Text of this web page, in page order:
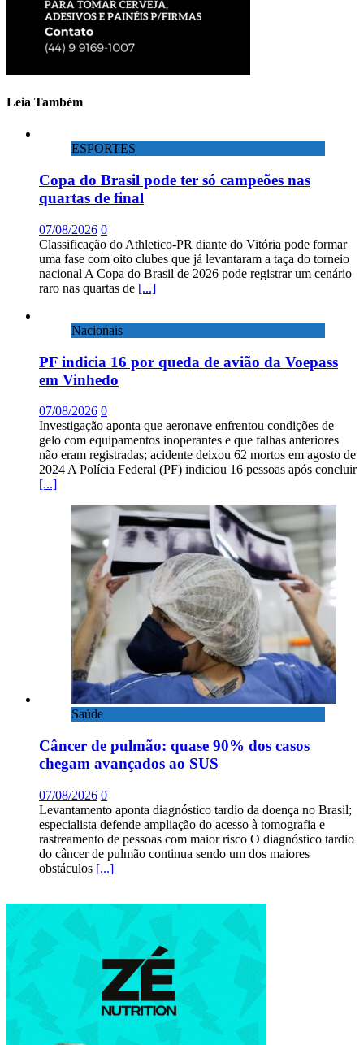
Leia Também
ESPORTES
Copa do Brasil pode ter só campeões nas
quartas de final
07/08/2026 0
Classificação do Athletico-PR diante do Vitória pode formar
uma fase com oito clubes que já levantaram a taça do torneio
nacional A Copa do Brasil de 2026 pode registrar um cenário
raro nas quartas de [...]
Nacionais
PF indicia 16 por queda de avião da Voepass
em Vinhedo
07/08/2026 0
Investigação aponta que aeronave enfrentou condições de
gelo com equipamentos inoperantes e que falhas anteriores
não eram registradas; acidente deixou 62 mortos em agosto de
2024 A Polícia Federal (PF) indiciou 16 pessoas após concluir
[...]
Saúde
Câncer de pulmão: quase 90% dos casos
chegam avançados ao SUS
07/08/2026 0
Levantamento aponta diagnóstico tardio da doença no Brasil;
especialista defende ampliação do acesso à tomografia e
rastreamento de pessoas com maior risco O diagnóstico tardio
do câncer de pulmão continua sendo um dos maiores
obstáculos [...]